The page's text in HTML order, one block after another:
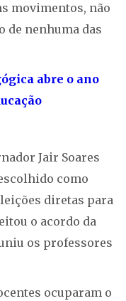
movimentos, não
de nenhuma das
abre o ano
Jair Soares
como
diretas para
o acordo da
os professores
ocuparam o